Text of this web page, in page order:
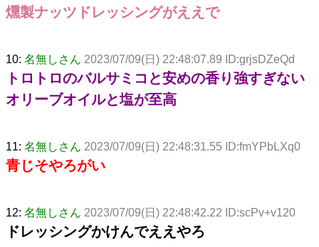
燻製ナッツドレッシングがええで
10: 名無しさん 2023/07/09(日) 22:48:07.89 ID:grjsDZeQd
トロトロのバルサミコと安めの香り強すぎない
オリーブオイルと塩が至高
11: 名無しさん 2023/07/09(日) 22:48:31.55 ID:fmYPbLXq0
青じそやろがい
12: 名無しさん 2023/07/09(日) 22:48:42.22 ID:scPv+v120
ドレッシングかけんでええやろ